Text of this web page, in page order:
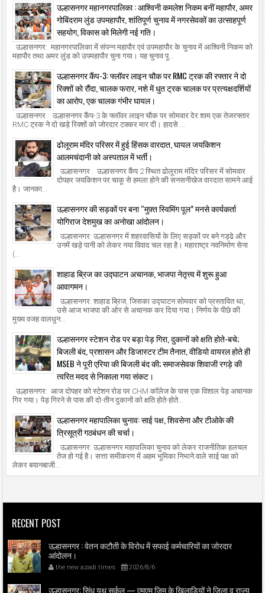
उल्हासनगर महानगरपालिका : आश्विनी कमलेश निकम बनीं महापौर, अमर
गोबिंदराम लुंड उपमहापौर, शांतिपूर्ण चुनाव में नगरसेवकों का उत्साहपूर्ण
सहयोग, विकास को मिलेगी नई गति।
उल्हासनगर: महानगरपालिका में संपन्न महापौर एवं उपमहापौर के चुनाव में आश्विनी निकम को
महापौर तथा अमर लुंड को उपमहापौर चुना गया। यह चुनाव पू...
उल्हासनगर कैंप-3: फ्लॉवर लाइन चौक पर RMC ट्रक की रफ्तार ने दो
रिक्शों को रौंदा, चालक फरार, नशे में धुत ट्रक चालक पर प्रत्यक्षदर्शियों
का आरोप, एक चालक गंभीर घायल।
उल्हासनगर : उल्हासनगर कैंप-3 के फ्लॉवर लाइन चौक पर सोमवार देर शाम एक तेजरफ्तार
RMC ट्रक ने दो खड़े रिक्शों को जोरदार टक्कर मार दी। हादसे ...
ढोलूराम मंदिर परिसर में हुई हिंसक वारदात, घायल जयकिशन
आलमचंदानी को अस्पताल में भर्ती।
उल्हासनगर : उल्हासनगर कैंप 2 स्थित ढोलूराम मंदिर परिसर में सोमवार
दोपहर जयकिशन पर चाकू से हमला होने की सनसनीखेज वारदात सामने आई
है। जानका...
उल्हासनगर की सड़कों पर बना “मुफ़्त स्विमिंग पूल” मनसे कार्यकर्ता
योगिराज देशमुख का अनोखा आंदोलन।
उल्हासनगर: उल्हासनगर में शहरवासियों के लिए सड़कों पर बने गड्ढे और
उनमें खड़े पानी को लेकर नया विवाद चल रहा है। महाराष्ट्र नवनिर्माण सेना
(...
शाहाड ब्रिज का उद्घाटन अचानक, भाजपा नेतृत्त्व में शुरू हुआ
आवागमन।
उल्हासनगर: शाहाड ब्रिज, जिसका उद्घाटन सोमवार को प्रस्तावित था,
उसे आज भाजपा की ओर से अचानक कर दिया गया। निर्णय के पीछे की
मुख्य वजह वालधुन...
उल्हासनगर स्टेशन रोड पर बड़ा पेड़ गिरा, दुकानों को क्षति होते-बचे;
बिजली बंद, प्रशासन और डिजास्टर टीम तैनात, वीडियो वायरल होते ही
MSEB ने पूरी एरिया की बिजली बंद की; समाजसेवक शिवाजी रगड़े की
त्वरित मदद से निकाला गया संकट।
उल्हासनगर: आज दोपहर को स्टेशन रोड पर CHM कॉलेज के पास एक विशाल पेड़ अचानक
गिर गया। पेड़ गिरने से पास की दो-तीन दुकानों को क्षति होते-होते...
उल्हासनगर महापालिका चुनाव: साई पक्ष, शिवसेना और टीओके की
त्रिसूत्री गठबंधन की चर्चा।
उल्हासनगर: उल्हासनगर महापालिका चुनाव को लेकर राजनीतिक हलचल
तेज हो गई है। सत्ता समीकरण में अहम भूमिका निभाने वाले साई पक्ष को
लेकर बयानबाजी...
RECENT POST
उल्हासनगर : वेतन कटौती के विरोध में सफाई कर्मचारियों का जोरदार
आंदोलन।
the new azadi times 2026/8/6
उल्हासनगर: सिंधू युथ सर्कल — एमएम जिम के खिलाडियों ने जिला व राज्य